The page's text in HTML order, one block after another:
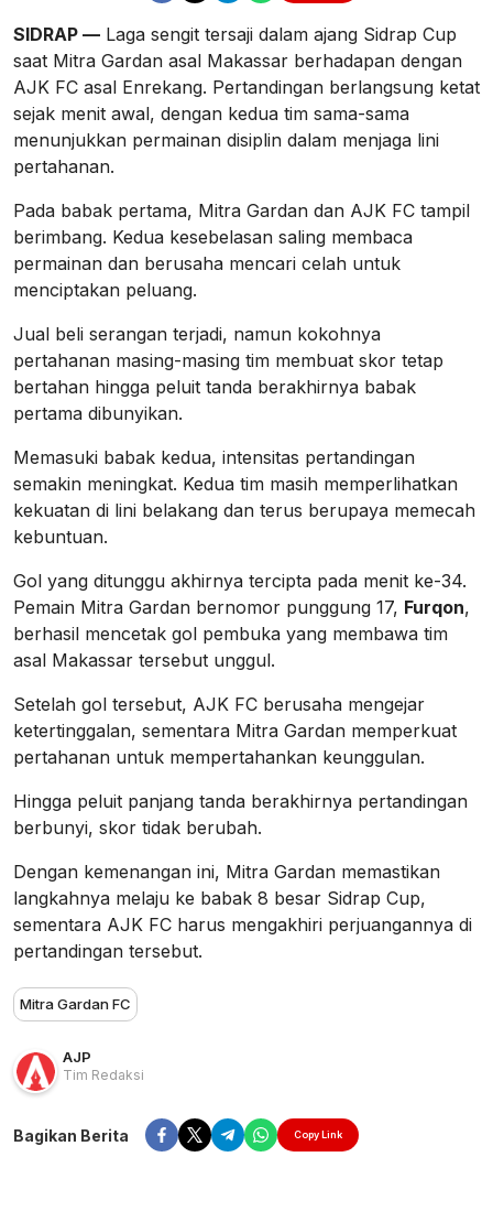
SIDRAP — Laga sengit tersaji dalam ajang Sidrap Cup
saat Mitra Gardan asal Makassar berhadapan dengan
AJK FC asal Enrekang. Pertandingan berlangsung ketat
sejak menit awal, dengan kedua tim sama-sama
menunjukkan permainan disiplin dalam menjaga lini
pertahanan.
Pada babak pertama, Mitra Gardan dan AJK FC tampil
berimbang. Kedua kesebelasan saling membaca
permainan dan berusaha mencari celah untuk
menciptakan peluang.
Jual beli serangan terjadi, namun kokohnya
pertahanan masing-masing tim membuat skor tetap
bertahan hingga peluit tanda berakhirnya babak
pertama dibunyikan.
Memasuki babak kedua, intensitas pertandingan
semakin meningkat. Kedua tim masih memperlihatkan
kekuatan di lini belakang dan terus berupaya memecah
kebuntuan.
Gol yang ditunggu akhirnya tercipta pada menit ke-34.
Pemain Mitra Gardan bernomor punggung 17, Furqon,
berhasil mencetak gol pembuka yang membawa tim
asal Makassar tersebut unggul.
Setelah gol tersebut, AJK FC berusaha mengejar
ketertinggalan, sementara Mitra Gardan memperkuat
pertahanan untuk mempertahankan keunggulan.
Hingga peluit panjang tanda berakhirnya pertandingan
berbunyi, skor tidak berubah.
Dengan kemenangan ini, Mitra Gardan memastikan
langkahnya melaju ke babak 8 besar Sidrap Cup,
sementara AJK FC harus mengakhiri perjuangannya di
pertandingan tersebut.
Mitra Gardan FC
AJP
Tim Redaksi
Bagikan Berita Copy Link